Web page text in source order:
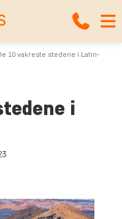
10 vakreste stedene i Latin-
i